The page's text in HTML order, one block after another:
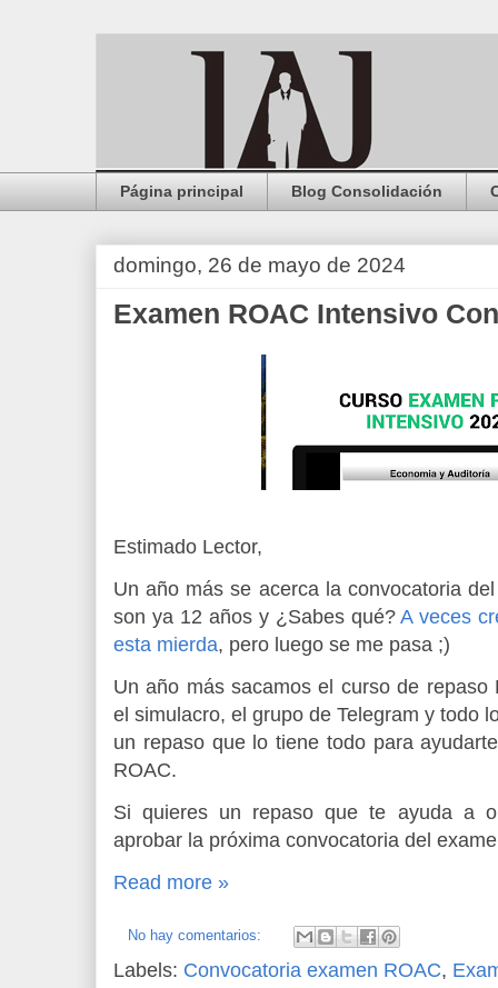
Página principal Blog Consolidación
domingo, 26 de mayo de 2024
Examen ROAC Intensivo
Estimado Lector,
Un año más se acerca la convocatoria
son ya 12 años y ¿Sabes qué?A veces
esta mierda, pero luego se me pasa ;)
Un año más sacamos el curso de repaso
el simulacro, el grupo de Telegram y todo
un repaso que lo tiene todo para
ROAC.
Si quieres un repaso que te ayuda a
aprobar la próxima convocatoria del
Read more »
No hay comentarios:
Labels: Convocatoria examen ROAC,